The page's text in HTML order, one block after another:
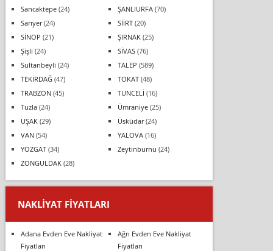
Sancaktepe(24) ŞANLIURFA(70)
Sarıyer(24) SİİRT(20)
SİNOP (21) ŞIRNAK(25)
Şişli (24) SİVAS(76)
Sultanbeyli (24) TALEP (589)
TEKİRDAĞ(47) TOKAT(48)
TRABZON(45) TUNCELİ (16)
Tuzla(24) Ümraniye(25)
UŞAK(29) Üsküdar(24)
VAN(54) YALOVA(16)
YOZGAT(34) Zeytinburnu (24)
ZONGULDAK(28)
NAKLIYAT FIYATLARI
Adana Evden Eve Nakliyat
Fiyatları
Ağrı Evden Eve Nakliyat
Fiyatları